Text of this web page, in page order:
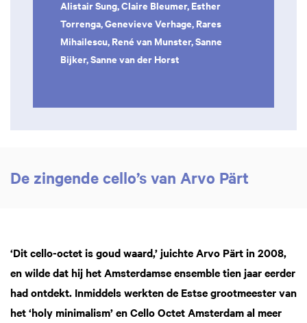
Alistair Sung, Claire Bleumer, Esther
Torrenga, Genevieve Verhage, Rares
Mihailescu, René van Munster, Sanne
Bijker, Sanne van der Horst
De zingende cello’s van Arvo Pärt
‘Dit cello-octet is goud waard,’ juichte Arvo Pärt in 2008,
en wilde dat hij het Amsterdamse ensemble tien jaar eerder
had ontdekt. Inmiddels werkten de Estse grootmeester van
het ‘holy minimalism’ en Cello Octet Amsterdam al meer